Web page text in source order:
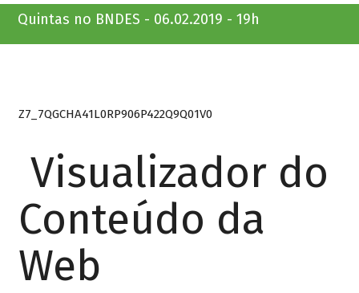
Quintas no BNDES - 06.02.2019 - 19h
Z7_7QGCHA41L0RP906P422Q9Q01V0
Visualizador do
Conteúdo da
Web